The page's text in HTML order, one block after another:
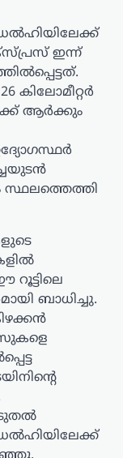
ഇന്ന്
കിലോമീറ്റർ
ആർക്കും
സ്ഥലത്തെത്തി
റൂട്ടിലെ
ബാധിച്ചു.